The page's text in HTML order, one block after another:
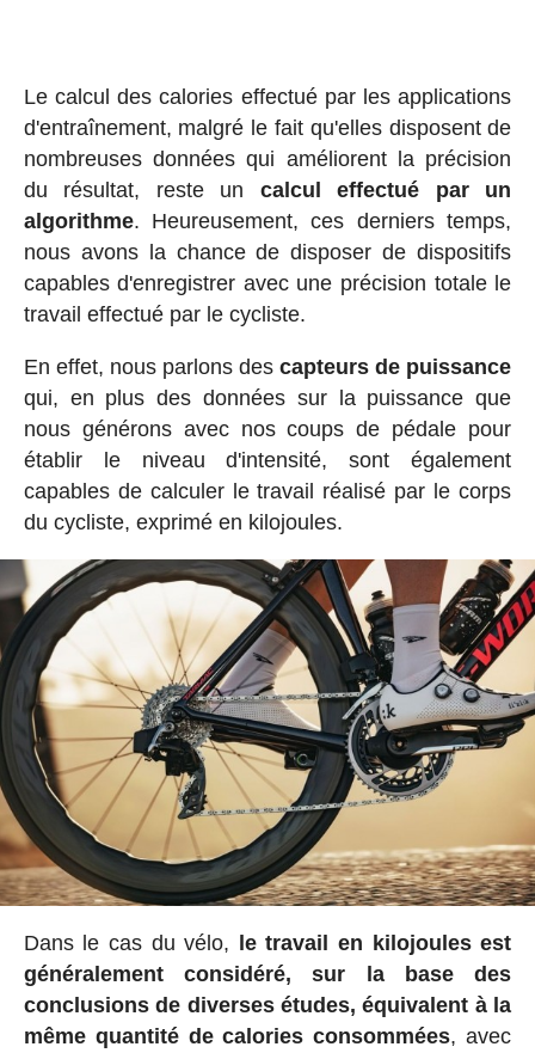
Le calcul des calories effectué par les applications
d'entraînement, malgré le fait qu'elles disposent de
nombreuses données qui améliorent la précision
du résultat, reste un calcul effectué par un
algorithme. Heureusement, ces derniers temps,
nous avons la chance de disposer de dispositifs
capables d'enregistrer avec une précision totale le
travail effectué par le cycliste.
En effet, nous parlons descapteurs de puissance
qui, en plus des données sur la puissance que
nous générons avec nos coups de pédale pour
établir le niveau d'intensité, sont également
capables de calculer le travail réalisé par le corps
du cycliste, exprimé en kilojoules.
Dans le cas du vélo, le travail en kilojoules est
généralement considéré, sur la base des
conclusions de diverses études, équivalent à la
même quantité de calories consommées, avec